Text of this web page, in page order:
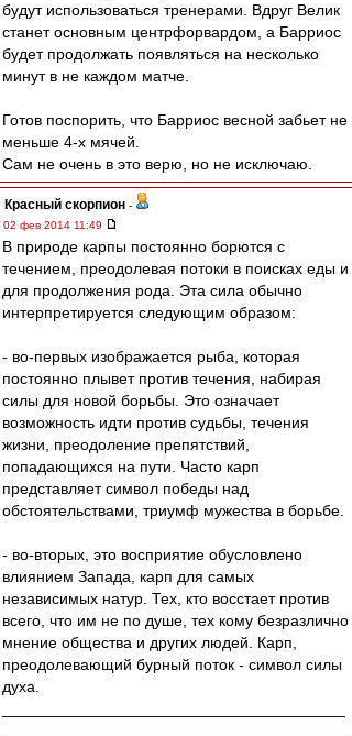
будут использоваться тренерами. Вдруг Велик
станет основным центрфорвардом, а Барриос
будет продолжать появляться на несколько
минут в не каждом матче.
Готов поспорить, что Барриос весной забьет не
меньше 4-х мячей.
Сам не очень в это верю, но не исключаю.
Красный скорпион -
02 фев 2014 11:49
В природе карпы постоянно борются с
течением, преодолевая потоки в поисках еды и
для продолжения рода. Эта сила обычно
интерпретируется следующим образом:
- во-первых изображается рыба, которая
постоянно плывет против течения, набирая
силы для новой борьбы. Это означает
возможность идти против судьбы, течения
жизни, преодоление препятствий,
попадающихся на пути. Часто карп
представляет символ победы над
обстоятельствами, триумф мужества в борьбе.
- во-вторых, это восприятие обусловлено
влиянием Запада, карп для самых
независимых натур. Тех, кто восстает против
всего, что им не по душе, тех кому безразлично
мнение общества и других людей. Карп,
преодолевающий бурный поток - символ силы
духа.